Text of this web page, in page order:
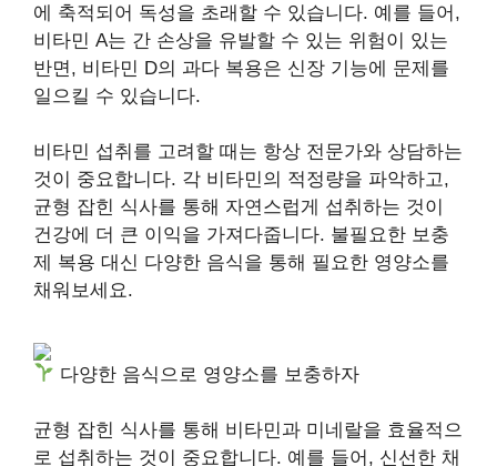
에 축적되어 독성을 초래할 수 있습니다. 예를 들어,
비타민 A는 간 손상을 유발할 수 있는 위험이 있는
반면, 비타민 D의 과다 복용은 신장 기능에 문제를
일으킬 수 있습니다.
비타민 섭취를 고려할 때는 항상 전문가와 상담하는
것이 중요합니다. 각 비타민의 적정량을 파악하고,
균형 잡힌 식사를 통해 자연스럽게 섭취하는 것이
건강에 더 큰 이익을 가져다줍니다. 불필요한 보충
제 복용 대신 다양한 음식을 통해 필요한 영양소를
채워보세요.
다양한 음식으로 영양소를 보충하자
균형 잡힌 식사를 통해 비타민과 미네랄을 효율적으
로 섭취하는 것이 중요합니다. 예를 들어, 신선한 채